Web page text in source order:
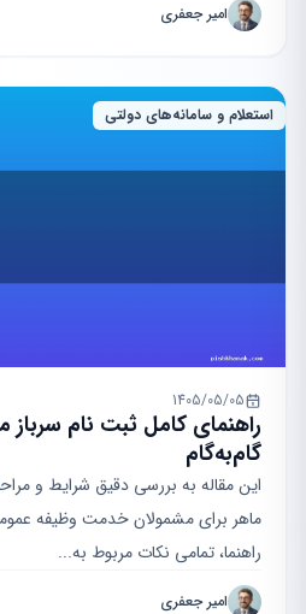
امیر جعفری
استعلام و سامانه‌های دولتی
1405/05/05
راهنمای کامل ثبت نام سرباز
گام‌به‌گام
این مقاله به بررسی دقیق شرایط و
ماهر برای مشمولان خدمت وظیفه
راهنما، تمامی نکات مربوط به...
امیر جعفری